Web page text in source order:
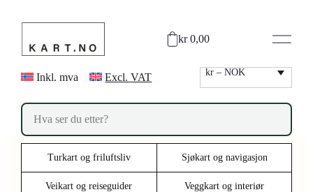
innhold
kr 0,00
Inkl. mva Excl. VAT kr – NOK
P
o
d
t
Turkart og friluftsliv Sjøkart og navigasjon
Veikart og reiseguider Veggkart og interiør